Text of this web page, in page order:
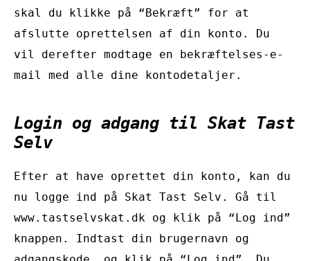
skal du klikke på “Bekræft” for at
afslutte oprettelsen af din konto. Du
vil derefter modtage en bekræftelses-e-
mail med alle dine kontodetaljer.
Login og adgang til Skat Tast
Selv
Efter at have oprettet din konto, kan du
nu logge ind på Skat Tast Selv. Gå til
www.tastselvskat.dk og klik på “Log ind”
knappen. Indtast din brugernavn og